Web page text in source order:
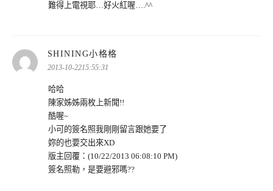
難得上電視耶…好火紅喔….^^
SHINING小格格
2013-10-2215:55:31
哈哈
陳家姊姊兩枚上新聞!!
酷喔~
小可的簽名照我剛剛留言跟她要了
妳的也要交出來XD
版主回覆：(10/22/2013 06:08:10 PM)
簽名照勒，是要避邪嗎??